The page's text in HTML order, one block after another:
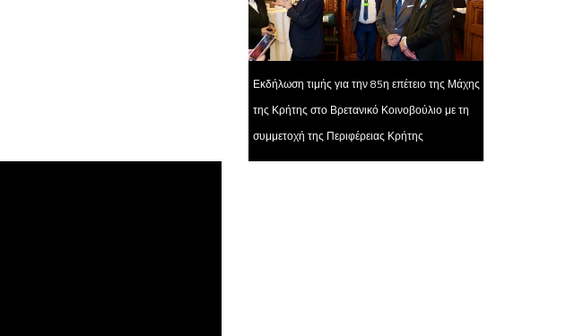
Εκδήλωση τιμής για την 85η επέτειο της Μάχης
της Κρήτης στο Βρετανικό Κοινοβούλιο με τη
συμμετοχή της Περιφέρειας Κρήτης